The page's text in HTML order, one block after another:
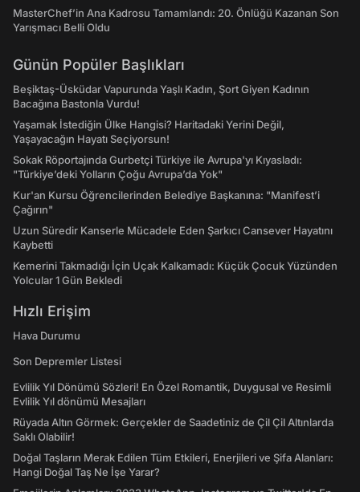
MasterChef’in Ana Kadrosu Tamamlandı: 20. Önlüğü Kazanan Son
Yarışmacı Belli Oldu
Günün Popüler Başlıkları
Beşiktaş-Üsküdar Vapurunda Yaşlı Kadın, Şort Giyen Kadının
Bacağına Bastonla Vurdu!
Yaşamak İstediğin Ülke Hangisi? Haritadaki Yerini Değil,
Yaşayacağın Hayatı Seçiyorsun!
Sokak Röportajında Gurbetçi Türkiye ile Avrupa'yı Kıyasladı:
"Türkiye’deki Yolların Çoğu Avrupa’da Yok"
Kur'an Kursu Öğrencilerinden Belediye Başkanına: "Manifest’i
Çağırın"
Uzun Süredir Kanserle Mücadele Eden Şarkıcı Cansever Hayatını
Kaybetti
Kemerini Takmadığı İçin Uçak Kalkamadı: Küçük Çocuk Yüzünden
Yolcular 1 Gün Bekledi
Hızlı Erişim
Hava Durumu
Son Depremler Listesi
Evlilik Yıl Dönümü Sözleri! En Özel Romantik, Duygusal ve Resimli
Evlilik Yıl dönümü Mesajları
Rüyada Altın Görmek: Gerçekler de Saadetiniz de Çil Çil Altınlarda
Saklı Olabilir!
Doğal Taşların Merak Edilen Tüm Etkileri, Enerjileri ve Şifa Alanları:
Hangi Doğal Taş Ne İşe Yarar?